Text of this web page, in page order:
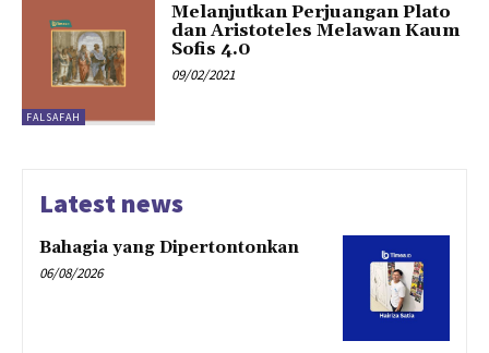
FALSAFAH
Melanjutkan Perjuangan Plato
dan Aristoteles Melawan Kaum
Sofis 4.0
09/02/2021
Latest news
Bahagia yang Dipertontonkan
06/08/2026